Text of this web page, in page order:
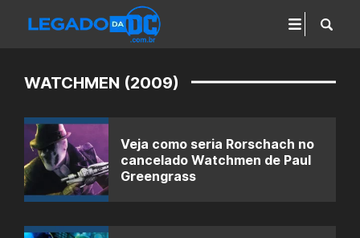
WATCHMEN (2009)
Veja como seria Rorschach no
cancelado Watchmen de Paul
Greengrass